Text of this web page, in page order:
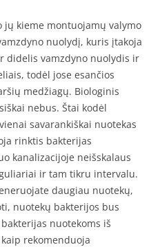
jų kieme montuojamų valymo
nuolydį, kuris įtakoja
didelis vamzdyno nuolydis ir
todėl jose esančios
medžiagų. Biologinis
nebus. Štai kodėl
savarankiškai nuotekas
rinktis bakterijas
kanalizacijoje neišskalaus
ir tam tikru intervalu.
daugiau nuotekų,
nuotekų bakterijos bus
nuotekoms iš
rekomenduoja